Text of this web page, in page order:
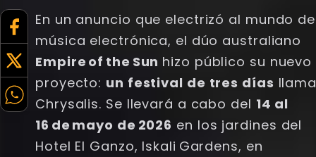
En un anuncio que electrizó al mundo
música electrónica, el dúo australiano
Empire of the Sun hizo público su nuevo
proyecto: un festival de tres días
Chrysalis. Se llevará a cabo del 14 al
16 de mayo de 2026 en los jardines del
Hotel El Ganzo, Iskali Gardens, en